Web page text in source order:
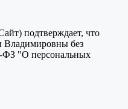
подтверждает, что
Владимировны без
ФЗ "О персональных